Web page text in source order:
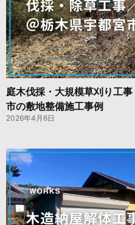
庭木伐採・大規模草刈り工
市の敷地整備施工事例
2026年4月6日